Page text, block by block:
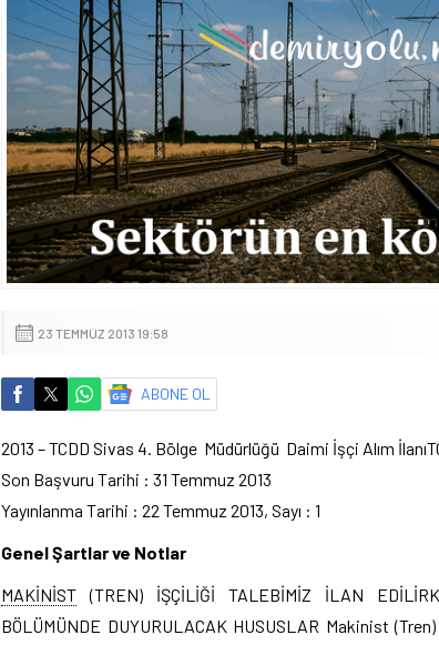
23 TEMMUZ 2013 19:58
ABONE OL
2013 – TCDD Sivas 4. Bölge Müdürlüğü Daimi İşçi Alım İlanı
Son Başvuru Tarihi : 31 Temmuz 2013
Yayınlanma Tarihi : 22 Temmuz 2013, Sayı : 1
Genel Şartlar ve Notlar
MAKİNİST (TREN) İŞÇİLİĞİ TALEBİMİZ İLAN
BÖLÜMÜNDE DUYURULACAK HUSUSLAR Makinist